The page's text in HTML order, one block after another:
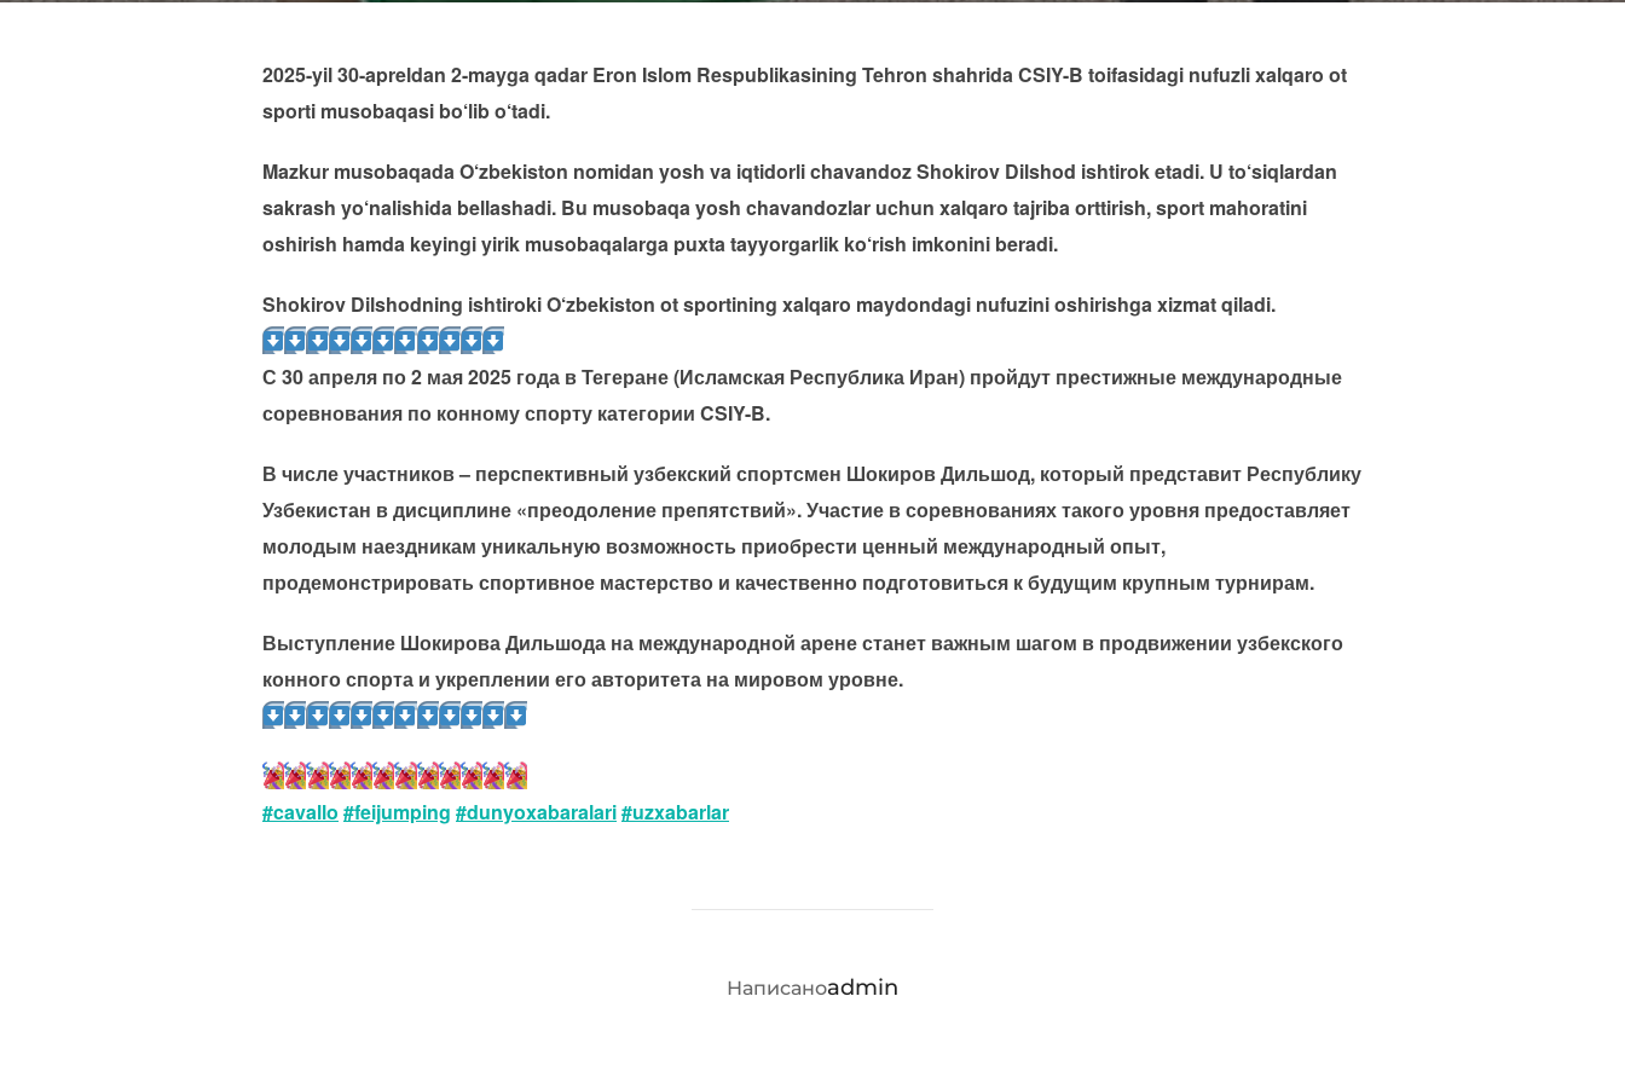
2025-yil 30-apreldan 2-mayga qadar Eron Islom Respublikasining Tehron shahrida CSIY-B toifasidagi nufuzli xalqaro ot
sporti musobaqasi bo‘lib o‘tadi.
Mazkur musobaqada O‘zbekiston nomidan yosh va iqtidorli chavandoz Shokirov Dilshod ishtirok etadi. U to‘siqlardan
sakrash yo‘nalishida bellashadi. Bu musobaqa yosh chavandozlar uchun xalqaro tajriba orttirish, sport mahoratini
oshirish hamda keyingi yirik musobaqalarga puxta tayyorgarlik ko‘rish imkonini beradi.
Shokirov Dilshodning ishtiroki O‘zbekiston ot sportining xalqaro maydondagi nufuzini oshirishga xizmat qiladi.
С 30 апреля по 2 мая 2025 года в Тегеране (Исламская Республика Иран) пройдут престижные международные
соревнования по конному спорту категории CSIY-B.
В числе участников – перспективный узбекский спортсмен Шокиров Дильшод, который представит Республику
Узбекистан в дисциплине «преодоление препятствий». Участие в соревнованиях такого уровня предоставляет
молодым наездникам уникальную возможность приобрести ценный международный опыт,
продемонстрировать спортивное мастерство и качественно подготовиться к будущим крупным турнирам.
Выступление Шокирова Дильшода на международной арене станет важным шагом в продвижении узбекского
конного спорта и укреплении его авторитета на мировом уровне.
#cavallo #feijumping #dunyoxabaralari#uzxabarlar
АВТОР ЗАПИСИ
Написаноadmin